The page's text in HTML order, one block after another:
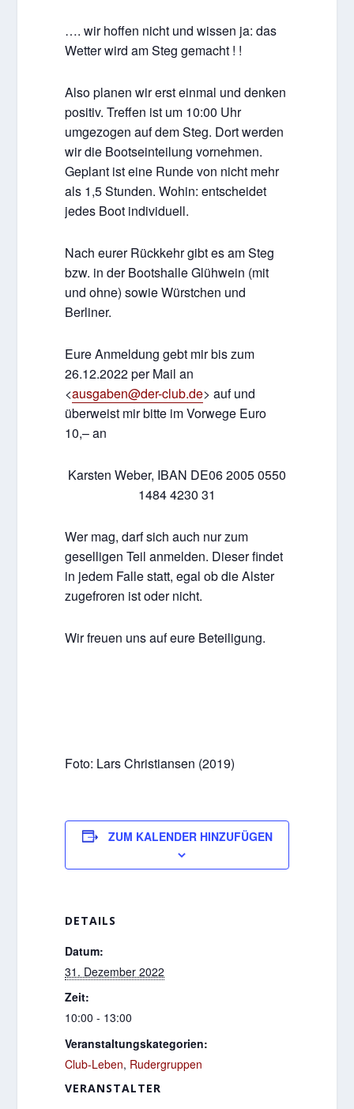
…. wir hoffen nicht und wissen ja: das
Wetter wird am Steg gemacht ! !
Also planen wir erst einmal und denken
positiv. Treffen ist um 10:00 Uhr
umgezogen auf dem Steg. Dort werden
wir die Bootseinteilung vornehmen.
Geplant ist eine Runde von nicht mehr
als 1,5 Stunden. Wohin: entscheidet
jedes Boot individuell.
Nach eurer Rückkehr gibt es am Steg
bzw. in der Bootshalle Glühwein (mit
und ohne) sowie Würstchen und
Berliner.
Eure Anmeldung gebt mir bis zum
26.12.2022 per Mail an
<ausgaben@der-club.de> auf und
überweist mir bitte im Vorwege Euro
10,– an
Karsten Weber, IBAN DE06 2005 0550
1484 4230 31
Wer mag, darf sich auch nur zum
geselligen Teil anmelden. Dieser findet
in jedem Falle statt, egal ob die Alster
zugefroren ist oder nicht.
Wir freuen uns auf eure Beteiligung.
Foto: Lars Christiansen (2019)
ZUM KALENDER HINZUFÜGEN
DETAILS
Datum:
31. Dezember 2022
Zeit:
10:00 - 13:00
Veranstaltungskategorien:
Club-Leben, Rudergruppen
VERANSTALTER